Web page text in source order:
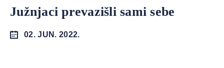
Južnjaci prevazišli sami sebe
02. JUN. 2022.